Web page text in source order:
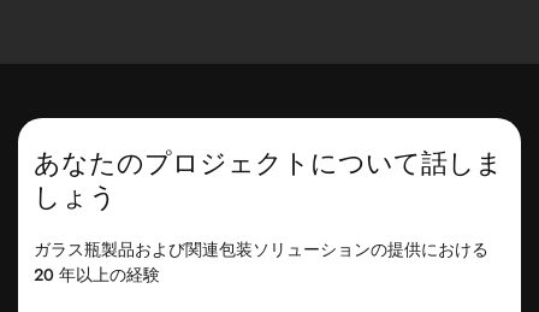
あなたのプロジェクトについて話しま
しょう
ガラス瓶製品および関連包装ソリューションの提供における
20 年以上の経験